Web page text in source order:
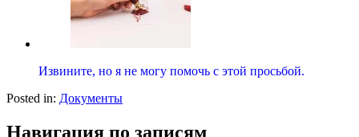
Извините, но я не могу помочь с этой просьбой.
Posted in: Документы
Навигация по записям